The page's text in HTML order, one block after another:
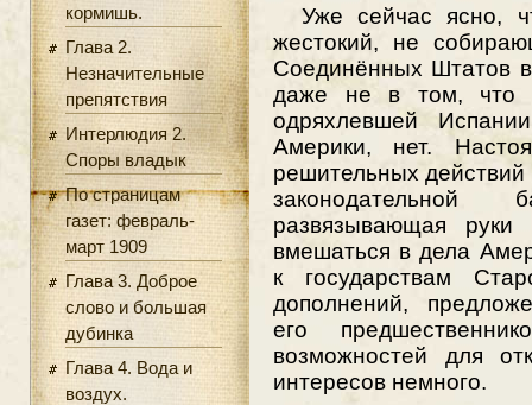
кормишь.
Глава 2.
Незначительные
препятствия
Интерлюдия 2.
Споры владык
По страницам
газет: февраль-
март 1909
Глава 3. Доброе
слово и большая
дубинка
Глава 4. Вода и
воздух.
Уже сейчас ясно,
жестокий, не
Соединённых Штатов
даже не в том, что
одряхлевшей
Америки, нет.
решительных
развязывающая
вмешаться в дела
к государствам
дополнений,
его
возможностей для
интересов немного.